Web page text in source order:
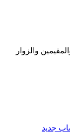
والزوار
جديد